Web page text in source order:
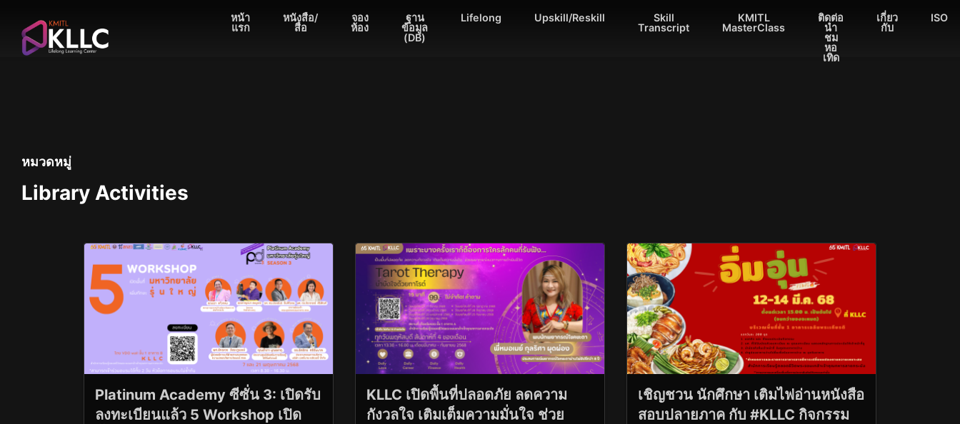
content
หน้า
แรก
หนังสือ/
สื่อ
จอง
ห้อง
ฐาน
ข้อมูล
(DB)
Lifelong Upskill/Reskill
Skill
Transcript
KMITL
MasterClass
ติดต่อ
นำ
ชม
หอ
เทิด
เกี่ยว
กับ
ISO
หมวดหมู่
Library Activities
Platinum Academy ซีซั่น 3: เปิดรับ
ลงทะเบียนแล้ว 5 Workshop เปิด
KLLC เปิดพื้นที่ปลอดภัย ลดความ
กังวลใจ เติมเต็มความมั่นใจ ช่วย
เชิญชวน นักศึกษา เติมไฟอ่านหนังสือ
สอบปลายภาค กับ #KLLC กิจกรรม